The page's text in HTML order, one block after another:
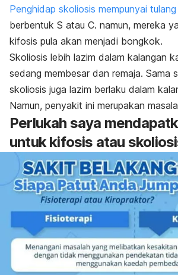
Penghidap skoliosis mempunyai
berbentuk S atau C. namun, mereka
kifosis pula akan menjadi bongkok.
Skoliosis lebih lazim dalam kalangan
sedang membesar dan remaja. Sama
skoliosis juga lazim berlaku dalam
Namun, penyakit ini merupakan
Perlukah saya
untuk kifosis atau